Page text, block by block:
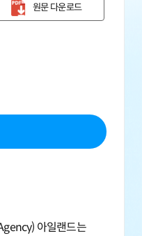
원문 다운로드
아일랜드는